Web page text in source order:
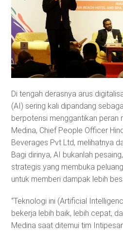
Di tengah derasnya arus
(AI) sering kali dipandang
berpotensi menggantikan peran
Medina, Chief People Officer
Beverages Pvt Ltd, melihatnya
Bagi dirinya, AI bukanlah
strategis yang membuka
untuk memberi dampak lebih
“Teknologi ini (Artificial
bekerja lebih baik, lebih cepat,
Medina saat ditemui tim